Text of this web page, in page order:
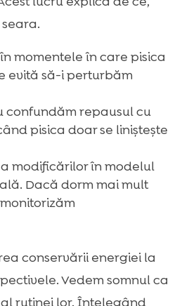
momentele în care pisica
evită să-i perturbăm
confundăm repausul cu
pisica doar se liniștește
modificărilor în modelul
Dacă dorm mai mult
conservării energiei la
Vedem somnul ca
rutinei lor. Înțelegând